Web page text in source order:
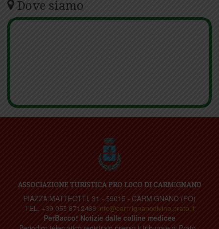
Dove siamo
ASSOCIAZIONE TURISTICA PRO LOCO DI CARMIGNANO
PIAZZA MATTEOTTI, 31 - 59015 - CARMIGNANO (PO)
TEL. +39 055 8712468 info@carmignanodivino.prato.it
PerBacco! Notizie dalle colline medicee